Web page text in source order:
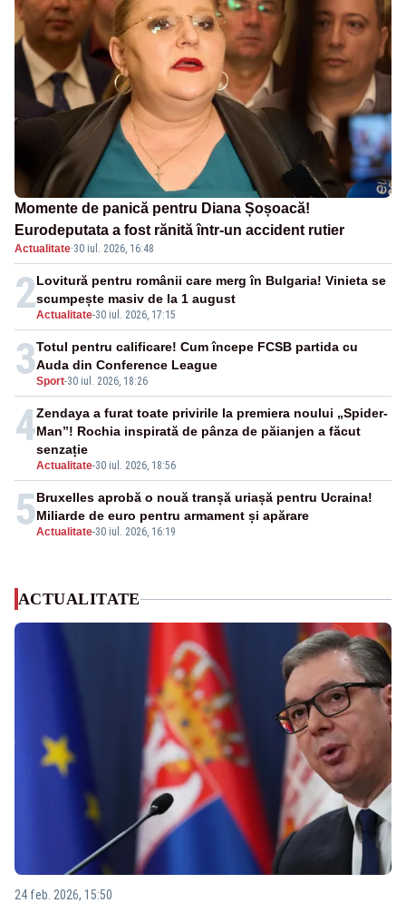
Momente de panică pentru Diana Șoșoacă!
Eurodeputata a fost rănită într-un accident rutier
Actualitate·30 iul. 2026, 16:48
2Actualitate-30 iul. 2026, 17:15
Lovitură pentru românii care merg în Bulgaria! Vinieta se
scumpește masiv de la 1 august
3Sport-30 iul. 2026, 18:26
Totul pentru calificare! Cum începe FCSB partida cu
Auda din Conference League
4
Actualitate-30 iul. 2026, 18:56
Zendaya a furat toate privirile la premiera noului „Spider-
Man”! Rochia inspirată de pânza de păianjen a făcut
senzație
5Actualitate-30 iul. 2026, 16:19
Bruxelles aprobă o nouă tranșă uriașă pentru Ucraina!
Miliarde de euro pentru armament și apărare
ACTUALITATE
24 feb. 2026, 15:50